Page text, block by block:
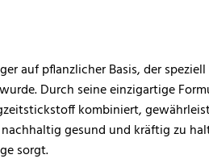
auf pflanzlicher Basis, der
Durch seine einzigartige
kombiniert,
gesund und kräftig zu
sorgt.